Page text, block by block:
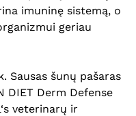
imuninę sistemą, o
geriau
Sausas šunų pašaras
DIET Derm Defense
veterinarų ir